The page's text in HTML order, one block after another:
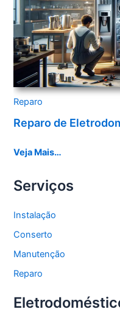
Reparo
Reparo de
Veja Mais…
Serviços
Instalação
Conserto
Manutenção
Reparo